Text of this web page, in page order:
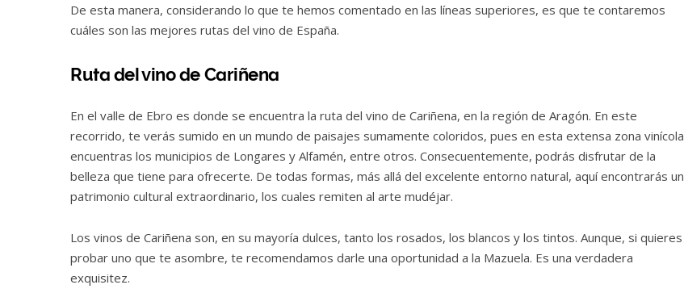
De esta manera, considerando lo que te hemos comentado en las líneas superiores, es que te contaremos
cuáles son las mejores rutas del vino de España.
Ruta del vino de Cariñena
En el valle de Ebro es donde se encuentra la ruta del vino de Cariñena, en la región de Aragón. En este
recorrido, te verás sumido en un mundo de paisajes sumamente coloridos, pues en esta extensa zona vinícola
encuentras los municipios de Longares y Alfamén, entre otros. Consecuentemente, podrás disfrutar de la
belleza que tiene para ofrecerte. De todas formas, más allá del excelente entorno natural, aquí encontrarás un
patrimonio cultural extraordinario, los cuales remiten al arte mudéjar.
Los vinos de Cariñena son, en su mayoría dulces, tanto los rosados, los blancos y los tintos. Aunque, si quieres
probar uno que te asombre, te recomendamos darle una oportunidad a la Mazuela. Es una verdadera
exquisitez.